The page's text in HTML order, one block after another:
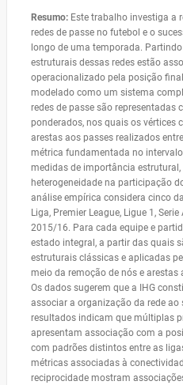
Resumo: Este trabalho investiga a
redes de passe no futebol e o
longo de uma temporada.
estruturais dessas redes estão
operacionalizado pela posição
modelado como um sistema
redes de passe são representadas
ponderados, nos quais os vértices
arestas aos passes realizados
métrica fundamentada no
medidas de importância
heterogeneidade na participação
análise empírica considera cinco
Liga, Premier League, Ligue 1,
2015/16. Para cada equipe e
estado integral, a partir das quais
estruturais clássicas e aplicadas
meio da remoção de nós e
Os dados sugerem que a IHG
associar a organização da rede ao
resultados indicam que múltiplas
apresentam associação com a
com padrões distintos entre as
métricas associadas à
reciprocidade mostram